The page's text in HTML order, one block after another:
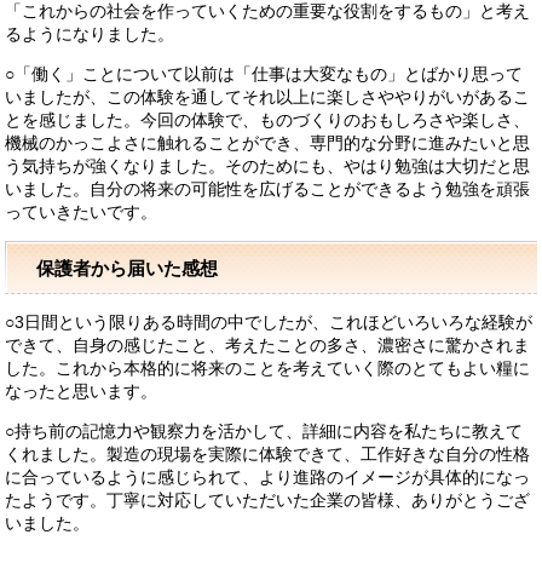
「これからの社会を作っていくための重要な役割をするもの」と考え
るようになりました。
○「働く」ことについて以前は「仕事は大変なもの」とばかり思って
いましたが、この体験を通してそれ以上に楽しさややりがいがあるこ
とを感じました。今回の体験で、ものづくりのおもしろさや楽しさ、
機械のかっこよさに触れることができ、専門的な分野に進みたいと思
う気持ちが強くなりました。そのためにも、やはり勉強は大切だと思
いました。自分の将来の可能性を広げることができるよう勉強を頑張
っていきたいです。
保護者から届いた感想
○3日間という限りある時間の中でしたが、これほどいろいろな経験が
できて、自身の感じたこと、考えたことの多さ、濃密さに驚かされま
した。これから本格的に将来のことを考えていく際のとてもよい糧に
なったと思います。
○持ち前の記憶力や観察力を活かして、詳細に内容を私たちに教えて
くれました。製造の現場を実際に体験できて、工作好きな自分の性格
に合っているように感じられて、より進路のイメージが具体的になっ
たようです。丁寧に対応していただいた企業の皆様、ありがとうござ
いました。